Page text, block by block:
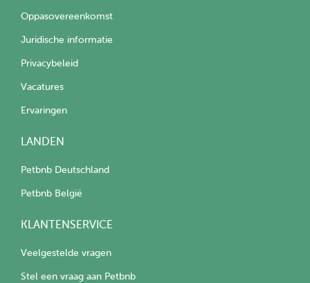
Oppasovereenkomst
Juridische informatie
Privacybeleid
Vacatures
Ervaringen
LANDEN
Petbnb Deutschland
Petbnb België
KLANTENSERVICE
Veelgestelde vragen
Stel een vraag aan Petbnb